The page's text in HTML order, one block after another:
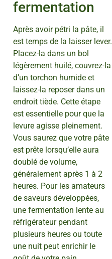
fermentation
Après avoir pétri la pâte, il
est temps de la laisser lever.
Placez-la dans un bol
légèrement huilé, couvrez-la
d’un torchon humide et
laissez-la reposer dans un
endroit tiède. Cette étape
est essentielle pour que la
levure agisse pleinement.
Vous saurez que votre pâte
est prête lorsqu’elle aura
doublé de volume,
généralement après 1 à 2
heures. Pour les amateurs
de saveurs développées,
une fermentation lente au
réfrigérateur pendant
plusieurs heures ou toute
une nuit peut enrichir le